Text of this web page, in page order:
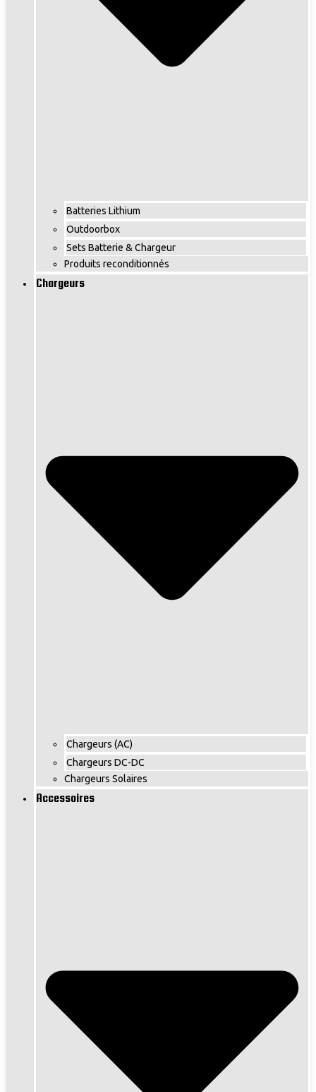
Batteries Lithium
Outdoorbox
Sets Batterie & Chargeur
Produits reconditionnés
Chargeurs
Chargeurs (AC)
Chargeurs DC-DC
Chargeurs Solaires
Accessoires